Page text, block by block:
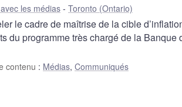
les médias Toronto (Ontario)
le cadre de maîtrise de la cible
du programme très chargé de la
contenu : Médias, Communiqués